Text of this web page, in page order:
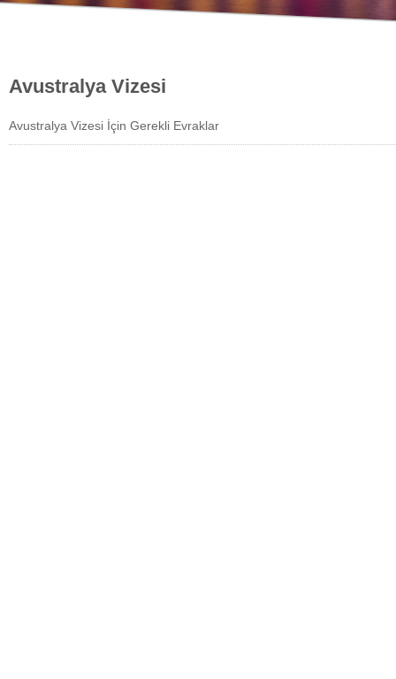
Avustralya Vizesi
Avustralya Vizesi İçin Gerekli Evraklar